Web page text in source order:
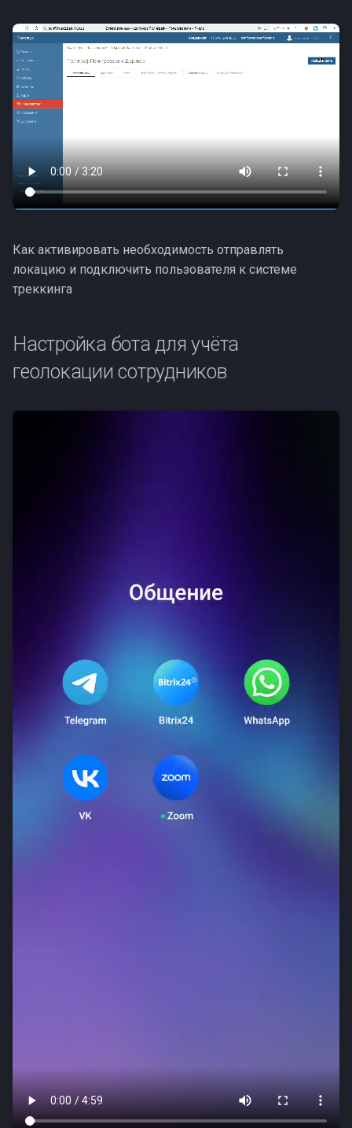
Как активировать необходимость отправлять
локацию и подключить пользователя к системе
треккинга
Настройка бота для учёта
геолокации сотрудников